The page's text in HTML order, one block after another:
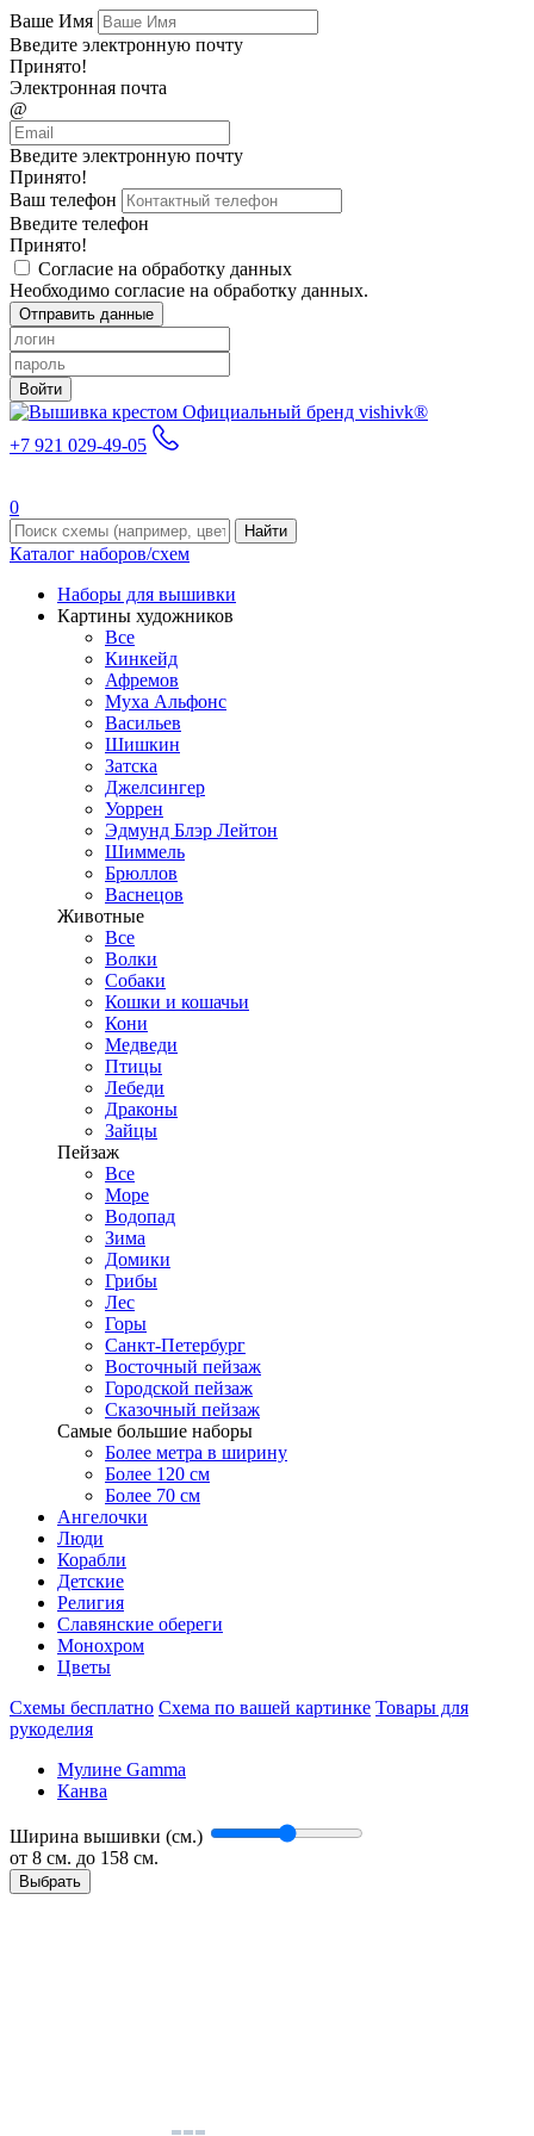
Ваше Имя
Введите электронную почту
Принято!
Электронная почта
@
Введите электронную почту
Принято!
Ваш телефон
Введите телефон
Принято!
Согласие на обработку данных
Необходимо согласие на обработку данных.
Отправить данные
Войти
Официальный бренд vishivk®
+7 921 029-49-05
0
Найти
Каталог наборов/схем
Наборы для вышивки
Картины художников
Все
Кинкейд
Афремов
Муха Альфонс
Васильев
Шишкин
Затска
Джелсингер
Уоррен
Эдмунд Блэр Лейтон
Шиммель
Брюллов
Васнецов
Животные
Все
Волки
Собаки
Кошки и кошачьи
Кони
Медведи
Птицы
Лебеди
Драконы
Зайцы
Пейзаж
Все
Море
Водопад
Зима
Домики
Грибы
Лес
Горы
Санкт-Петербург
Восточный пейзаж
Городской пейзаж
Сказочный пейзаж
Самые большие наборы
Более метра в ширину
Более 120 см
Более 70 см
Ангелочки
Люди
Корабли
Детские
Религия
Славянские обереги
Монохром
Цветы
Схемы бесплатно Схема по вашей картинке Товары для
рукоделия
Мулине Gamma
Канва
Ширина вышивки (см.)
от 8 см. до 158 см.
Выбрать